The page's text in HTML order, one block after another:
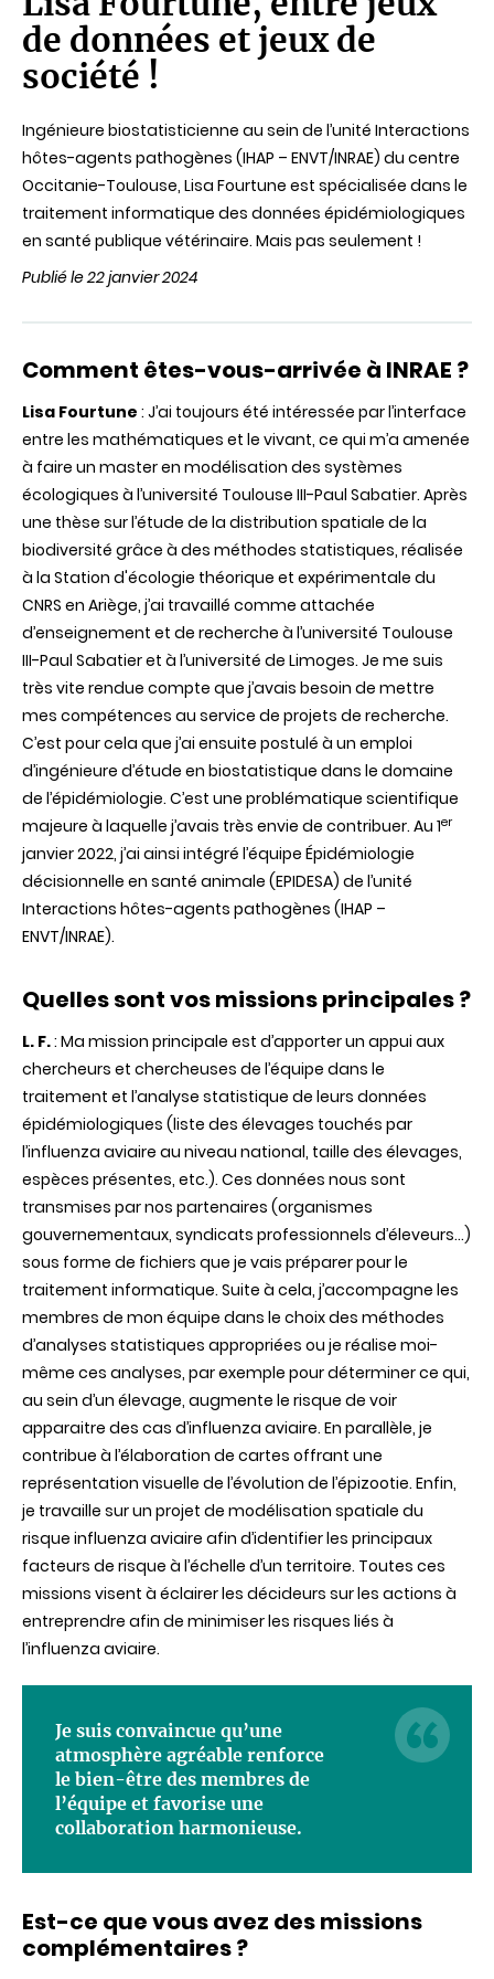
de
lecture
de données et jeux de
société !
Ingénieure biostatisticienne au sein de l’unité Interactions
hôtes-agents pathogènes (IHAP – ENVT/INRAE) du centre
Occitanie-Toulouse, Lisa Fourtune est spécialisée dans le
traitement informatique des données épidémiologiques
en santé publique vétérinaire. Mais pas seulement !
Publié le 22 janvier 2024
Comment êtes-vous-arrivée à INRAE ?
Lisa Fourtune : J’ai toujours été intéressée par l’interface
entre les mathématiques et le vivant, ce qui m’a amenée
à faire un master en modélisation des systèmes
écologiques à l’université Toulouse III-Paul Sabatier. Après
une thèse sur l’étude de la distribution spatiale de la
biodiversité grâce à des méthodes statistiques, réalisée
à la Station d'écologie théorique et expérimentale du
CNRS en Ariège, j’ai travaillé comme attachée
d’enseignement et de recherche à l’université Toulouse
III-Paul Sabatier et à l’université de Limoges. Je me suis
très vite rendue compte que j’avais besoin de mettre
mes compétences au service de projets de recherche.
C’est pour cela que j’ai ensuite postulé à un emploi
d’ingénieure d’étude en biostatistique dans le domaine
de l’épidémiologie. C’est une problématique scientifique
majeure à laquelle j’avais très envie de contribuer. Au 1er
janvier 2022, j’ai ainsi intégré l’équipe Épidémiologie
décisionnelle en santé animale (EPIDESA) de l’unité
Interactions hôtes-agents pathogènes (IHAP –
ENVT/INRAE).
Quelles sont vos missions principales ?
L. F.: Ma mission principale est d’apporter un appui aux
chercheurs et chercheuses de l’équipe dans le
traitement et l’analyse statistique de leurs données
épidémiologiques (liste des élevages touchés par
l’influenza aviaire au niveau national, taille des élevages,
espèces présentes, etc.). Ces données nous sont
transmises par nos partenaires (organismes
gouvernementaux, syndicats professionnels d’éleveurs…)
sous forme de fichiers que je vais préparer pour le
traitement informatique. Suite à cela, j’accompagne les
membres de mon équipe dans le choix des méthodes
d’analyses statistiques appropriées ou je réalise moi-
même ces analyses, par exemple pour déterminer ce qui,
au sein d’un élevage, augmente le risque de voir
apparaitre des cas d’influenza aviaire. En parallèle, je
contribue à l’élaboration de cartes offrant une
représentation visuelle de l’évolution de l’épizootie. Enfin,
je travaille sur un projet de modélisation spatiale du
risque influenza aviaire afin d’identifier les principaux
facteurs de risque à l’échelle d’un territoire. Toutes ces
missions visent à éclairer les décideurs sur les actions à
entreprendre afin de minimiser les risques liés à
l’influenza aviaire.
Je suis convaincue qu’une
atmosphère agréable renforce
le bien-être des membres de
l’équipe et favorise une
collaboration harmonieuse.
Est-ce que vous avez des missions
complémentaires ?